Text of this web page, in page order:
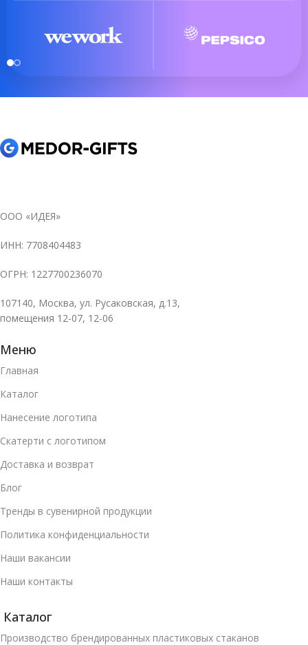
ООО «ИДЕЯ»
ИНН: 7708404483
ОГРН: 1227700236070
107140, Москва, ул. Русаковская, д.13,
помещения 12-07, 12-06
Меню
Главная
Каталог
Нанесение логотипа
Скатерти с логотипом
Доставка и возврат
Блог
Тренды в сувенирной продукции
Политика конфиденциальности
Наши вакансии
Наши контакты
Каталог
Производство брендированных пластиковых стаканов